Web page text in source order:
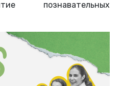
познавательных